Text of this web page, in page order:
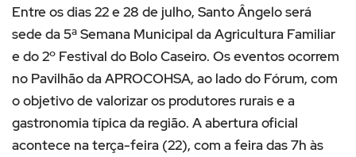
Entre os dias 22 e 28 de julho, Santo Ângelo será
sede da 5ª Semana Municipal da Agricultura Familiar
e do 2º Festival do Bolo Caseiro. Os eventos ocorrem
no Pavilhão da APROCOHSA, ao lado do Fórum, com
o objetivo de valorizar os produtores rurais e a
gastronomia típica da região. A abertura oficial
acontece na terça-feira (22), com a feira das 7h às